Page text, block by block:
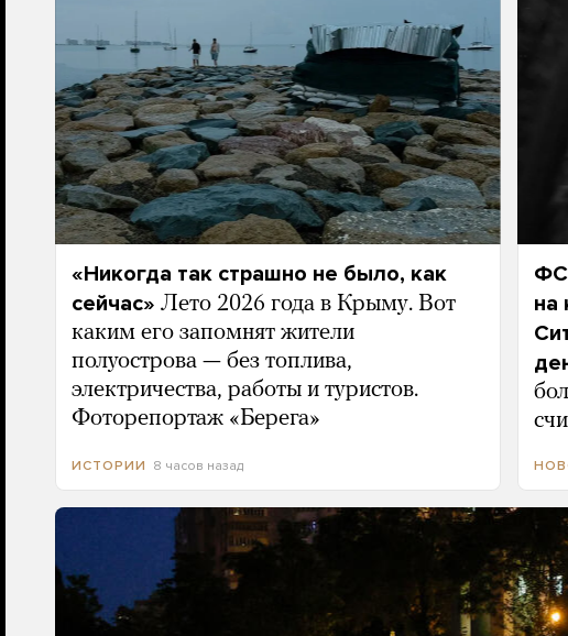
«Никогда так страшно не было, как
сейчас» Лето 2026 года в Крыму. Вот
каким его запомнят жители
полуострова — без топлива,
электричества, работы и туристов.
Фоторепортаж «Берега»
ИСТОРИИ 8 часов назад
на